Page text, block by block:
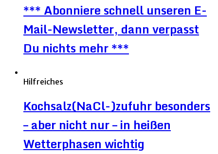
*** Abonniere schnell unseren E-
Mail-Newsletter, dann verpasst
Du nichts mehr ***
Hilfreiches
Kochsalz(NaCl-)zufuhr besonders
– aber nicht nur – in heißen
Wetterphasen wichtig